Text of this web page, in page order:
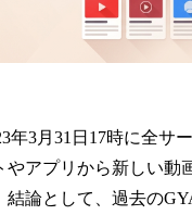
年3月31日17時に全サ
やアプリから新しい動
結論として、過去の